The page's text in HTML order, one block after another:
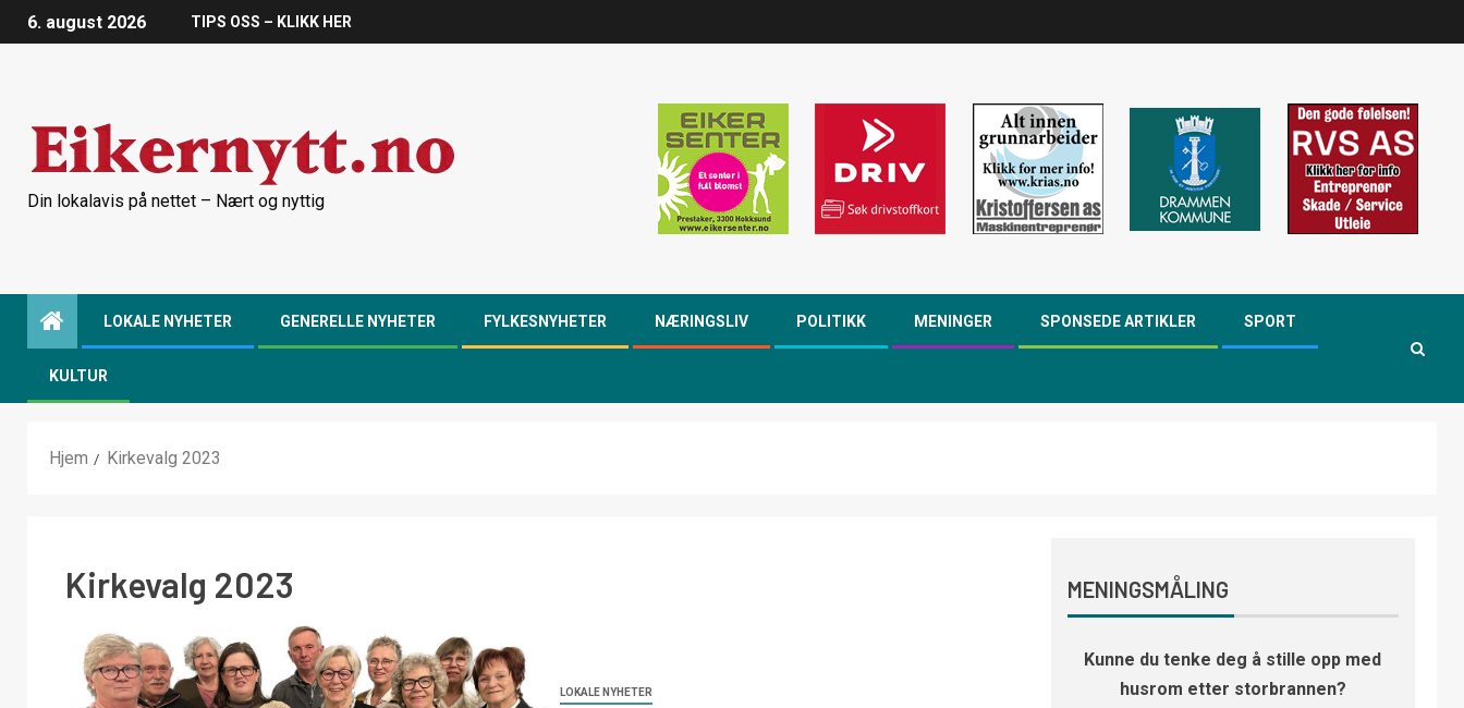
6. august 2026 TIPS OSS – KLIKK HER
Din lokalavis på nettet – Nært og nyttig
LOKALE NYHETER GENERELLE NYHETER FYLKESNYHETER NÆRINGSLIV POLITIKK MENINGER SPONSEDE ARTIKLER SPORT
KULTUR
Hjem Kirkevalg 2023
Kirkevalg 2023
LOKALE NYHETER
MENINGSMÅLING
Kunne du tenke deg å stille opp med
husrom etter storbrannen?